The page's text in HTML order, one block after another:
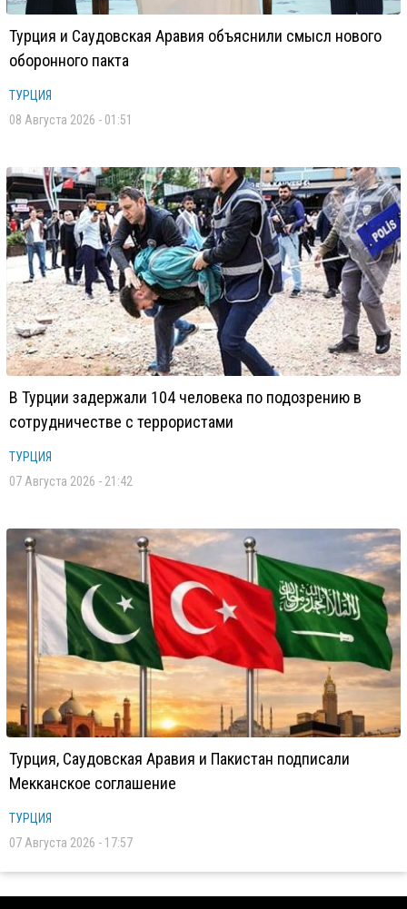
Турция и Саудовская Аравия объяснили смысл нового
оборонного пакта
ТУРЦИЯ
08 Августа 2026 - 01:51
В Турции задержали 104 человека по подозрению в
сотрудничестве с террористами
ТУРЦИЯ
07 Августа 2026 - 21:42
Турция, Саудовская Аравия и Пакистан подписали
Мекканское соглашение
ТУРЦИЯ
07 Августа 2026 - 17:57